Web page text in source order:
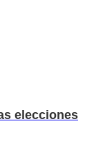
elecciones